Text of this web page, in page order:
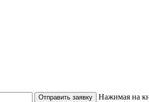
Отправить заявку Нажимая на